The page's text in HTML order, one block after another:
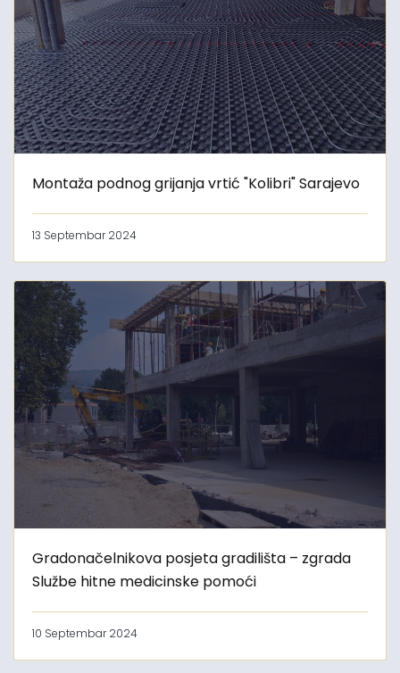
Montaža podnog grijanja vrtić "Kolibri" Sarajevo
13 Septembar 2024
Gradonačelnikova posjeta gradilišta – zgrada
Službe hitne medicinske pomoći
10 Septembar 2024